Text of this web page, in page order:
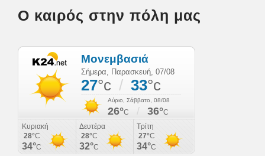
Ο καιρός στην πόλη μας